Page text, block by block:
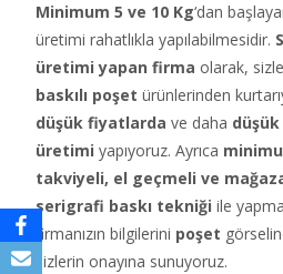
Minimum 5 ve 10 Kg‘dan
üretimi rahatlıkla yapılabilmesidir.
üretimi yapan firma olarak,
baskılı poşet ürünlerinden
düşük fiyatlarda ve daha düşük
üretimi yapıyoruz. Ayrıca
takviyeli, el geçmeli ve
serigrafi baskı tekniği ile
firmanızın bilgilerini poşet
sizlerin onayına sunuyoruz.